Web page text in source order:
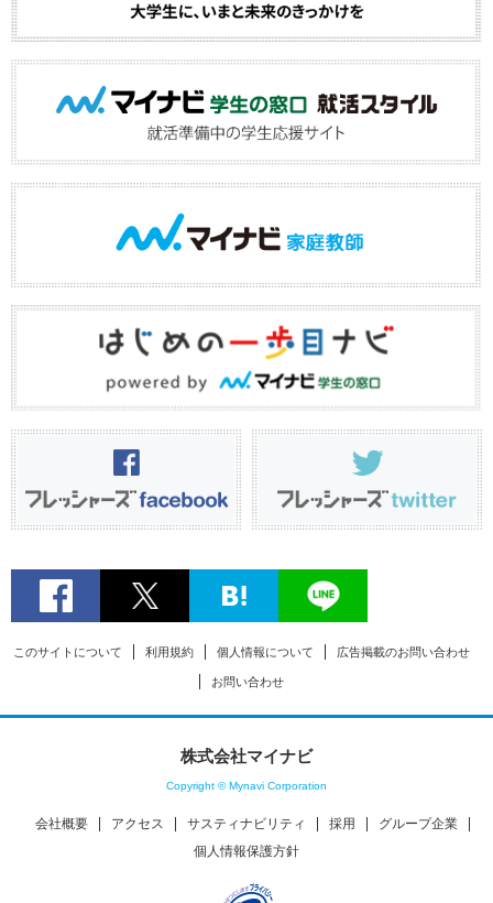
このサイトについて 利用規約 個人情報について 広告掲載のお問い合わせ
お問い合わせ
株式会社マイナビ
Copyright © Mynavi Corporation
会社概要 アクセス サスティナビリティ 採用
グループ企業
個人情報保護方針